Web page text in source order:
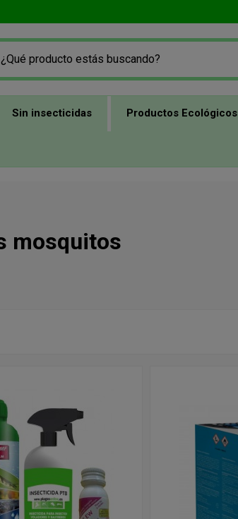
Sin insecticidas Productos Ecológicos
mosquitos